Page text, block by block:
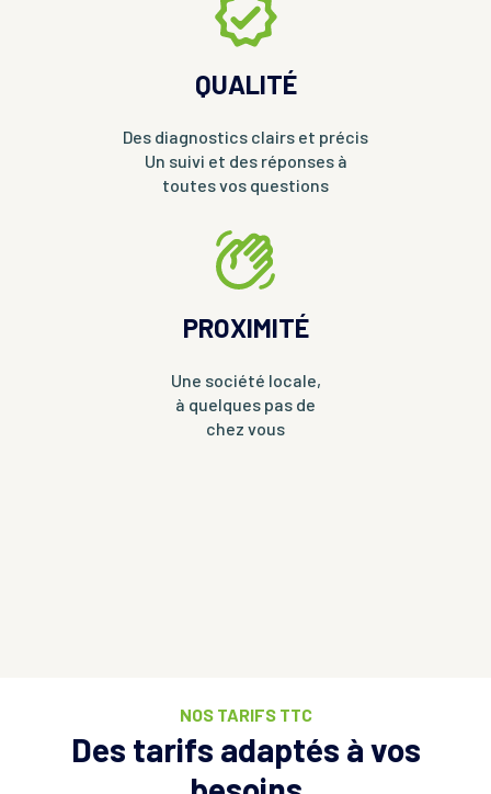
QUALITÉ
Des diagnostics clairs et précis
Un suivi et des réponses à
toutes vos questions
PROXIMITÉ
Une société locale,
à quelques pas de
chez vous
NOS TARIFS TTC
Des tarifs adaptés à vos